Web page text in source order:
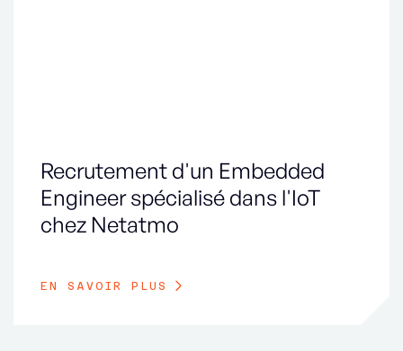
Recrutement d'un Embedded
Engineer spécialisé dans l'IoT
chez Netatmo
EN SAVOIR PLUS